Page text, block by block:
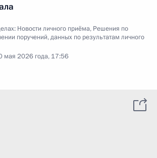
Новости личного приёма, Решения по
поручений, данных по результатам личного
мая 2026 года, 17:56